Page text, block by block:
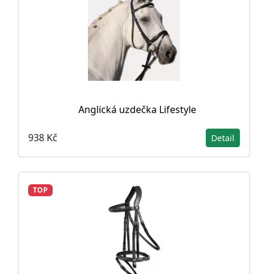
Anglická uzdečka Lifestyle
938 Kč Detail
TOP